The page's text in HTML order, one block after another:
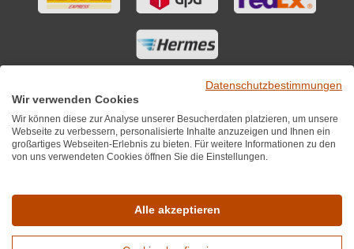
Datenschutzbestimmungen
Wir verwenden Cookies
Wir können diese zur Analyse unserer Besucherdaten platzieren, um unsere
Webseite zu verbessern, personalisierte Inhalte anzuzeigen und Ihnen ein
großartiges Webseiten-Erlebnis zu bieten. Für weitere Informationen zu den
von uns verwendeten Cookies öffnen Sie die Einstellungen.
Alle akzeptieren